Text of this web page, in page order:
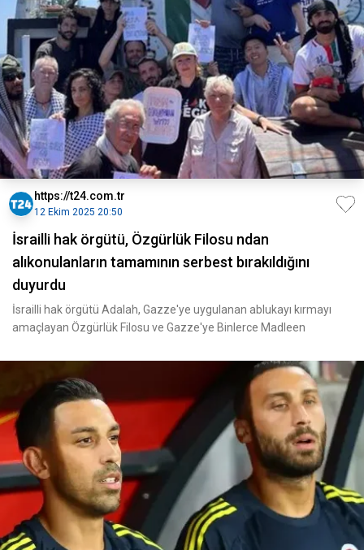
https://t24.com.tr
12 Ekim 2025 20:50
İsrailli hak örgütü, Özgürlük Filosu ndan
alıkonulanların tamamının serbest bırakıldığını
duyurdu
İsrailli hak örgütü Adalah, Gazze'ye uygulanan ablukayı kırmayı
amaçlayan Özgürlük Filosu ve Gazze'ye Binlerce Madleen